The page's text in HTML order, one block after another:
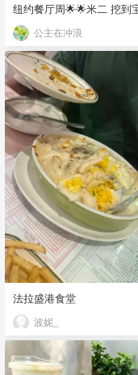
纽约餐厅周🌟🌟米二 挖到
公主在冲浪
法拉盛港食堂
波妮_